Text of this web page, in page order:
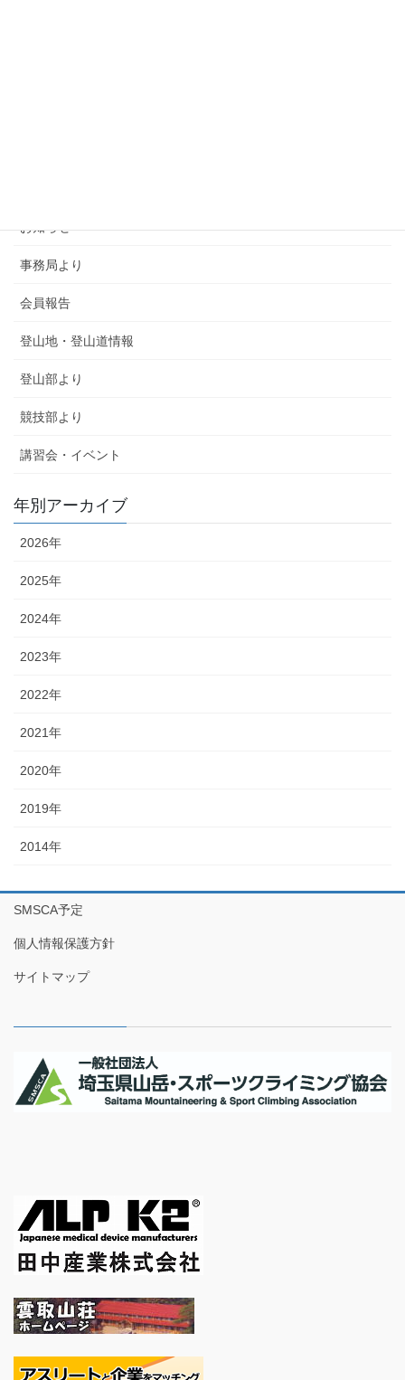
お知らせ
事務局より
会員報告
登山地・登山道情報
登山部より
競技部より
講習会・イベント
年別アーカイブ
2026年
2025年
2024年
2023年
2022年
2021年
2020年
2019年
2014年
SMSCA予定
個人情報保護方針
サイトマップ